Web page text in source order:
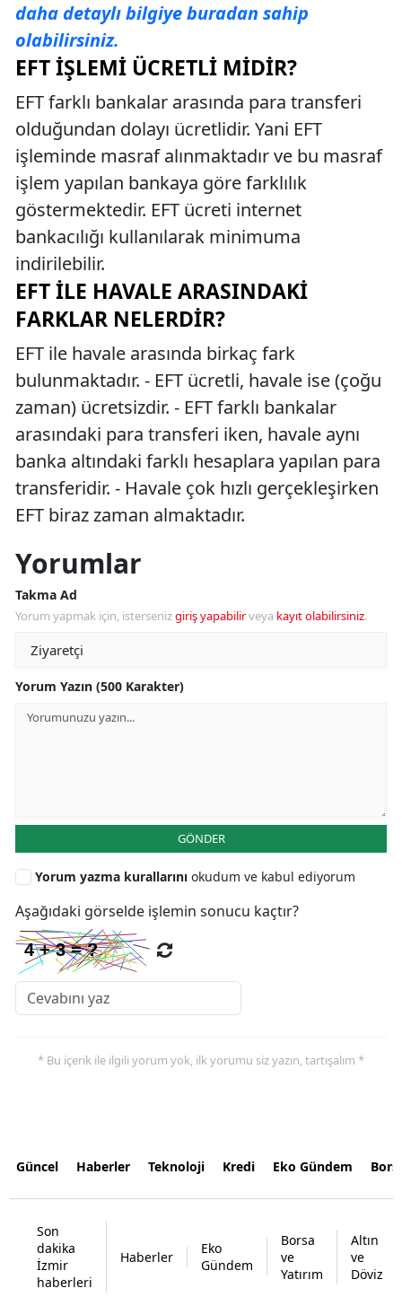
daha detaylı bilgiye buradan sahip
olabilirsiniz.
EFT İŞLEMI ÜCRETLI MIDIR?
EFT farklı bankalar arasında para transferi
olduğundan dolayı ücretlidir. Yani EFT
işleminde masraf alınmaktadır ve bu masraf
işlem yapılan bankaya göre farklılık
göstermektedir. EFT ücreti internet
bankacılığı kullanılarak minimuma
indirilebilir.
EFT İLE HAVALE ARASINDAKI
FARKLAR NELERDIR?
EFT ile havale arasında birkaç fark
bulunmaktadır. - EFT ücretli, havale ise (çoğu
zaman) ücretsizdir. - EFT farklı bankalar
arasındaki para transferi iken, havale aynı
banka altındaki farklı hesaplara yapılan para
transferidir. - Havale çok hızlı gerçekleşirken
EFT biraz zaman almaktadır.
Yorumlar
Takma Ad
Yorum yapmak için, istersenizgiriş yapabilirveya kayıt olabilirsiniz.
Yorum Yazın (500 Karakter)
GÖNDER
Yorum yazma kurallarını okudum ve kabul ediyorum
Aşağıdaki görselde işlemin sonucu kaçtır?
* Bu içerik ile ilgili yorum yok, ilk yorumu siz yazın, tartışalım *
Güncel Haberler Teknoloji Kredi Eko Gündem
Son
dakika
İzmir
haberleri
Haberler
Eko
Gündem
Borsa
ve
Yatırım
Altın
ve
Döviz